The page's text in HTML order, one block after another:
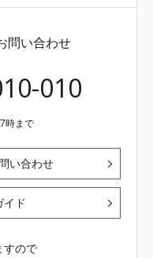
問い合わせ
010
時まで
い合わせ
イド
すので